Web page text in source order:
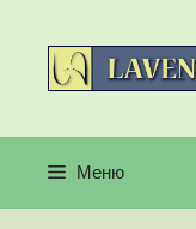
содержимому
Меню